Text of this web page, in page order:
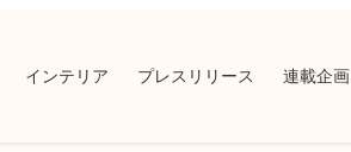
インテリア プレスリリース 連載企画